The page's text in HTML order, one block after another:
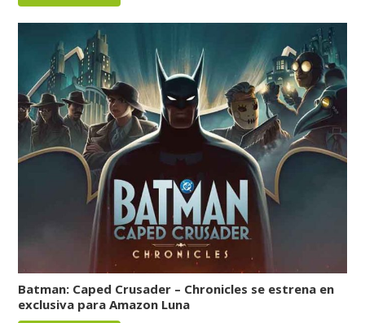
Batman: Caped Crusader – Chronicles se estrena en
exclusiva para Amazon Luna